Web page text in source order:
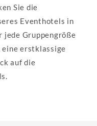
Sie die
Eventhotels in
Gruppengröße
eine erstklassige
auf die